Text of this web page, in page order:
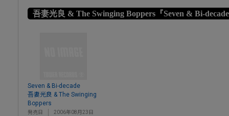
吾妻光良 & The Swinging Boppers『Seven & Bi-
Seven & Bi-decade
吾妻光良 & The Swinging
Boppers
発売日
2006年08月23日